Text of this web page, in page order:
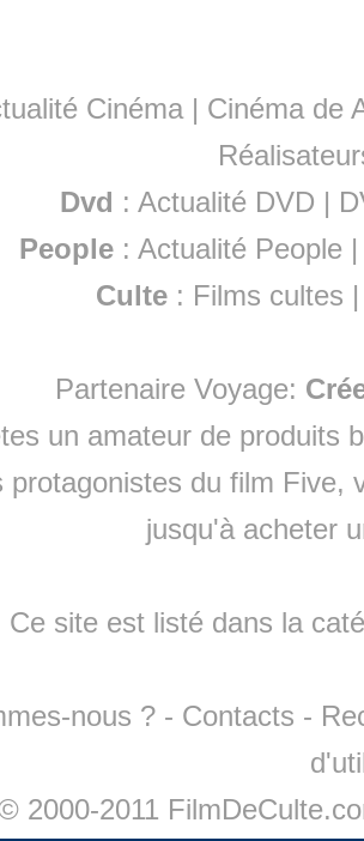
Cinéma | Cinéma de
Dvd : Actualité DVD |
People :Actualité People
Culte : Films cultes
Partenaire Voyage:
un amateur de produits
protagonistes du film Five,
jusqu'à acheter
Ce site est listé dans la
nous ? - Contacts -
2000-2011